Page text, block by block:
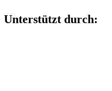
Unterstützt durch: